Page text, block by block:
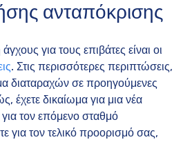
ανταπόκρισης
για τους επιβάτες είναι οι
. Στις περισσότερες περιπτώσεις,
διαταραχών σε προηγούμενες
έχετε δικαίωμα για μια νέα
τον επόμενο σταθμό
για τον τελικό προορισμό σας,